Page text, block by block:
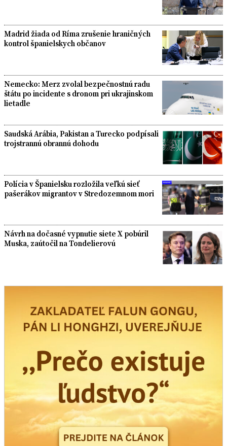
Madrid žiada od Ríma zrušenie hraničných
kontrol španielskych občanov
Nemecko: Merz zvolal bezpečnostnú radu
štátu po incidente s dronom pri ukrajinskom
lietadle
Saudská Arábia, Pakistan a Turecko podpísali
trojstrannú obrannú dohodu
Polícia v Španielsku rozložila veľkú sieť
pašerákov migrantov v Stredozemnom mori
Návrh na dočasné vypnutie siete X pobúril
Muska, zaútočil na Tondelierovú